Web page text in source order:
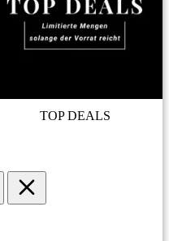
TOP DEALS